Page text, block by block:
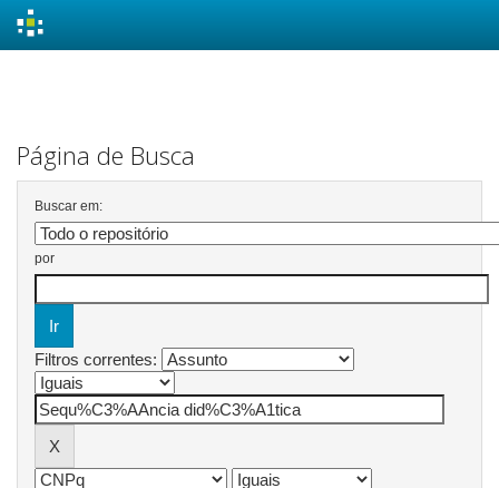
Página de Busca
Buscar em:
por
Filtros correntes: